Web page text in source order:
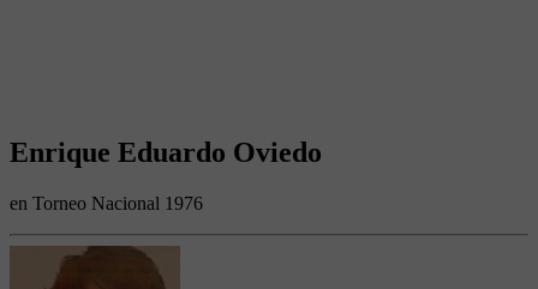
Enrique Eduardo Oviedo
en Torneo Nacional 1976